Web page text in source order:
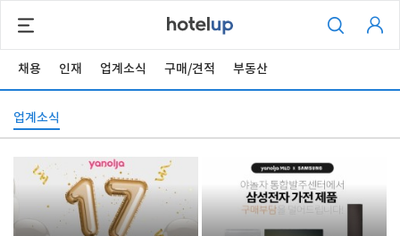
채용 인재 업계소식 구매/견적 부동산
업계소식